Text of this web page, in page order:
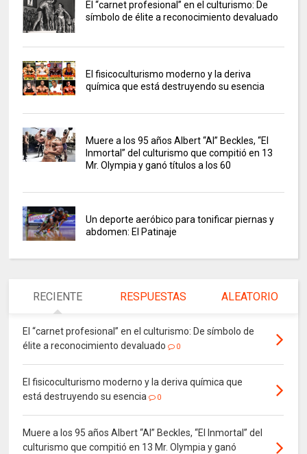
El “carnet profesional” en el culturismo: De
símbolo de élite a reconocimiento devaluado
El fisicoculturismo moderno y la deriva
química que está destruyendo su esencia
Muere a los 95 años Albert “Al” Beckles, “El
Inmortal” del culturismo que compitió en 13
Mr. Olympia y ganó títulos a los 60
Un deporte aeróbico para tonificar piernas y
abdomen: El Patinaje
RECIENTE RESPUESTAS ALEATORIO
El “carnet profesional” en el culturismo: De símbolo de
élite a reconocimiento devaluado
0
El fisicoculturismo moderno y la deriva química que
está destruyendo su esencia
0
Muere a los 95 años Albert “Al” Beckles, “El Inmortal” del
culturismo que compitió en 13 Mr. Olympia y ganó